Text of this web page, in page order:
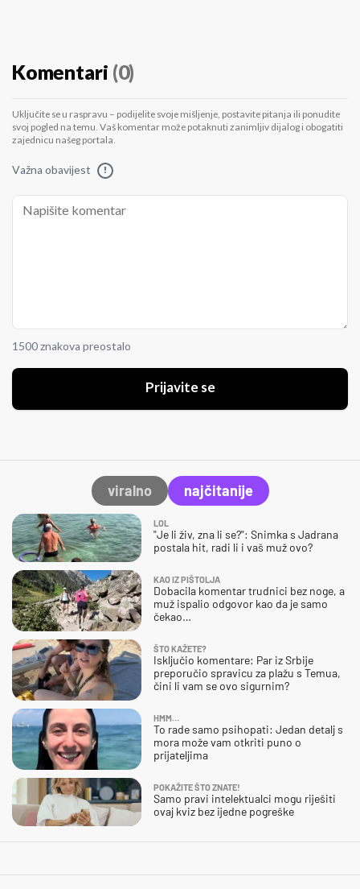
Komentari (0)
Uključite se u raspravu – podijelite svoje mišljenje, postavite pitanja ili ponudite
svoj pogled na temu. Vaš komentar može potaknuti zanimljiv dijalog i obogatiti
zajednicu našeg portala.
Važna obavijest !
1500 znakova preostalo
Prijavite se
viralno najčitanije
LOL
"Je li živ, zna li se?": Snimka s Jadrana
postala hit, radi li i vaš muž ovo?
KAO IZ PIŠTOLJA
Dobacila komentar trudnici bez noge, a
muž ispalio odgovor kao da je samo
čekao…
ŠTO KAŽETE?
Isključio komentare: Par iz Srbije
preporučio spravicu za plažu s Temua,
čini li vam se ovo sigurnim?
HMM…
To rade samo psihopati: Jedan detalj s
mora može vam otkriti puno o
prijateljima
POKAŽITE ŠTO ZNATE!
Samo pravi intelektualci mogu riješiti
ovaj kviz bez ijedne pogreške